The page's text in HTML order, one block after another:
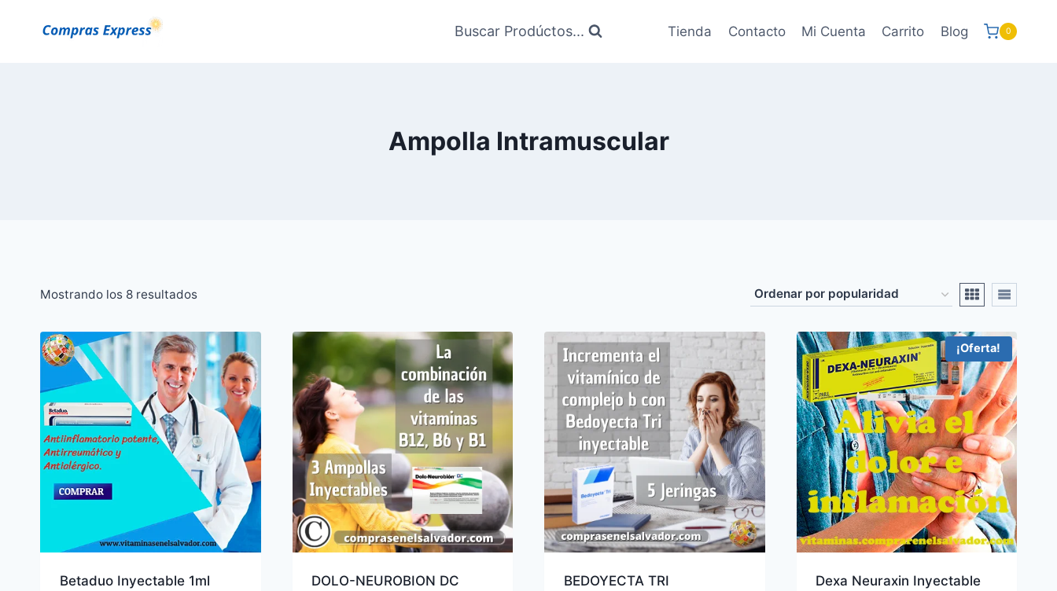
Buscar Prodúctos... Tienda Contacto Mi Cuenta Carrito Blog 0
Ampolla Intramuscular
Mostrando los 8 resultadosOrdenado
popularidad
Betaduo Inyectable 1ml
DOLO-NEUROBION DC
BEDOYECTA TRI
¡Oferta!
Dexa Neuraxin Inyectable